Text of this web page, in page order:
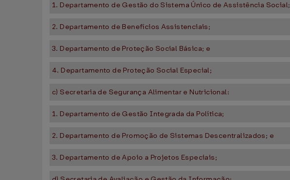
1. Departamento de Gestão do Sistema Único de Assistência Social;
2. Departamento de Benefícios Assistenciais;
3. Departamento de Proteção Social Básica; e
4. Departamento de Proteção Social Especial;
c) Secretaria de Segurança Alimentar e Nutricional:
1. Departamento de Gestão Integrada da Política;
2. Departamento de Promoção de Sistemas Descentralizados; e
3. Departamento de Apoio a Projetos Especiais;